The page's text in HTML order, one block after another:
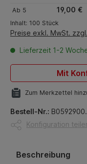
Ab 5 19,00 €
Inhalt: 100 Stück
Preise exkl. MwSt.
Lieferzeit 1-2
Mit
Zum Merkzettel
Bestell-Nr.:
Konfiguration
Beschreibung